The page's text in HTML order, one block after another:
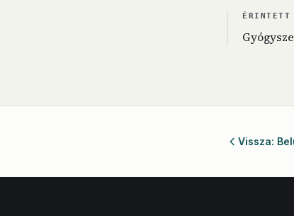
ÉRINTETT
Vissza: